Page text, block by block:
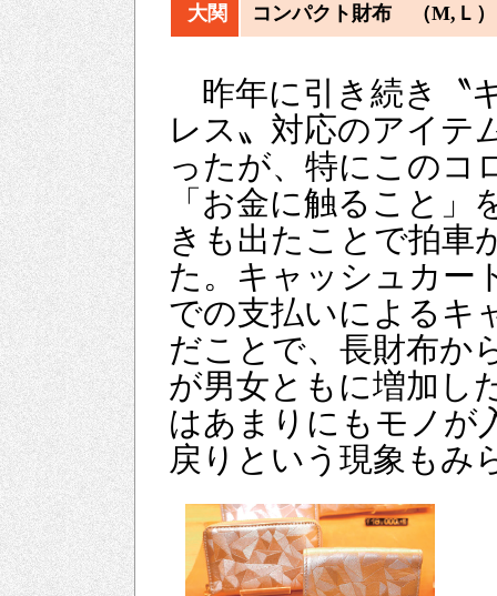
大関 コンパクト財布 （М,Ｌ）
昨年に引き続き〝
レス〟対応のアイテ
ったが、特にこのコ
「お金に触ること」
きも出たことで拍車
た。キャッシュカー
での支払いによるキ
だことで、長財布か
が男女ともに増加し
はあまりにもモノが
戻りという現象もみ